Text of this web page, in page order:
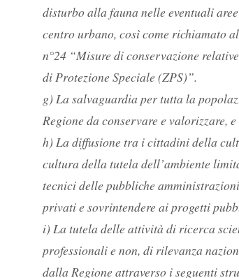
disturbo alla fauna nelle eventuali
centro urbano, così come richiamato
n°24 “Misure di conservazione
di Protezione Speciale (ZPS)”.
g) La salvaguardia per tutta la
Regione da conservare e valorizzare,
h) La diffusione tra i cittadini della
cultura della tutela dell’ambiente
tecnici delle pubbliche
privati e sovrintendere ai progetti
i) La tutela delle attività di ricerca
professionali e non, di rilevanza
dalla Regione attraverso i seguenti